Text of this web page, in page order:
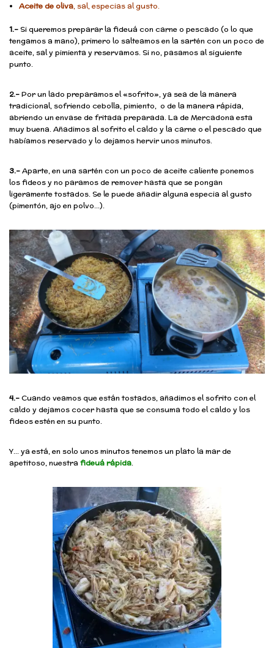
Aceite de oliva, sal, especias al gusto.
1.-Si queremos preparar la fideuá con carne o pescado (o lo que
tengamos a mano), primero lo salteamos en la sartén con un poco de
aceite, sal y pimienta y reservamos. Si no, pasamos al siguiente
punto.
2.-Por un lado preparamos el «sofrito», ya sea de la manera
tradicional, sofriendo cebolla, pimiento, o de la manera rápida,
abriendo un envase de fritada preparada. La de Mercadona esta
muy buena. Añadimos al sofrito el caldo y la carne o el pescado que
habíamos reservado y lo dejamos hervir unos minutos.
3.-Aparte, en una sartén con un poco de aceite caliente ponemos
los fideos y no paramos de remover hasta que se pongan
ligeramente tostados. Se le puede añadir alguna especia al gusto
(pimentón, ajo en polvo…).
4.-Cuando veamos que están tostados, añadimos el sofrito con el
caldo y dejamos cocer hasta que se consuma todo el caldo y los
fideos estén en su punto.
Y… ya está, en solo unos minutos tenemos un plato la mar de
apetitoso, nuestra fideuá rápida.